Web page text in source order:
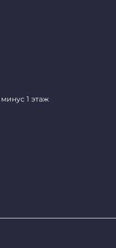
1 этаж